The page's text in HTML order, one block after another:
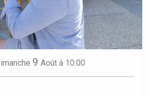
9 Août à 10:00